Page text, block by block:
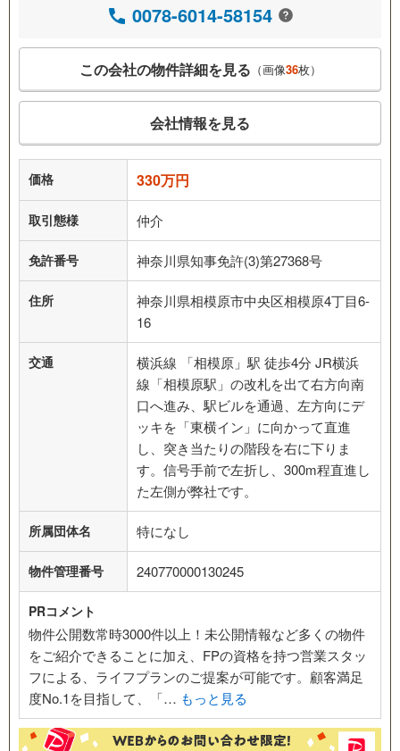
0078-6014-58154
この会社の物件詳細を見る （画像36枚）
会社情報を見る
価格 330万円
取引態様 仲介
免許番号 神奈川県知事免許(3)第27368号
住所
神奈川県相模原市中央区相模原4丁目6-
16
交通
横浜線 「相模原」駅 徒歩4分 JR横浜
線「相模原駅」の改札を出て右方向南
口へ進み、駅ビルを通過、左方向にデ
ッキを「東横イン」に向かって直進
し、突き当たりの階段を右に下りま
す。信号手前で左折し、300m程直進し
た左側が弊社です。
所属団体名 特になし
物件管理番号 240770000130245
PRコメント
物件公開数常時3000件以上！未公開情報など多くの物件
をご紹介できることに加え、FPの資格を持つ営業スタッ
フによる、ライフプランのご提案が可能です。顧客満足
度No.1を目指して、「… もっと見る